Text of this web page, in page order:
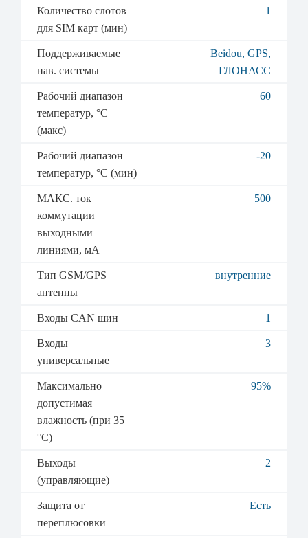
Количество слотов
для SIM карт (мин)
1
Поддерживаемые
нав. системы
Beidou, GPS,
ГЛОНАСС
Рабочий диапазон
температур, °C
(макс)
60
Рабочий диапазон
температур, °C (мин)
-20
МАКС. ток
коммутации
выходными
линиями, мА
500
Тип GSM/GPS
антенны
внутренние
Входы CAN шин 1
Входы
универсальные
3
Максимально
допустимая
влажность (при 35
°C)
95%
Выходы
(управляющие)
2
Защита от
переплюсовки
Есть